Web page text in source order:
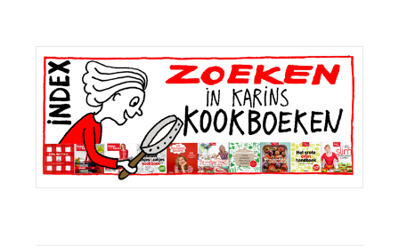
Primaire
Sidebar